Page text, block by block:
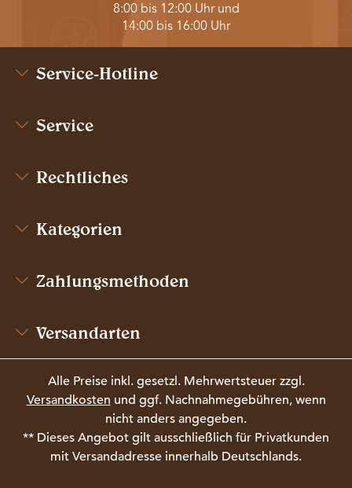
8:00 bis 12:00 Uhr und
14:00 bis 16:00 Uhr
Service-Hotline
Service
Rechtliches
Kategorien
Zahlungsmethoden
Versandarten
Alle Preise inkl. gesetzl. Mehrwertsteuer zzgl.
Versandkosten und ggf. Nachnahmegebühren, wenn
nicht anders angegeben.
** Dieses Angebot gilt ausschließlich für Privatkunden
mit Versandadresse innerhalb Deutschlands.